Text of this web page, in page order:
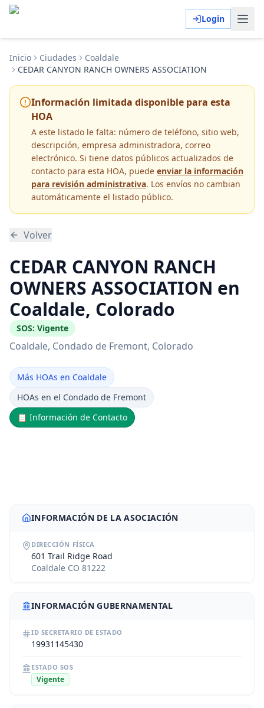
Login
Inicio Ciudades
Coaldale
CEDAR CANYON RANCH OWNERS ASSOCIATION
Información limitada disponible para esta
HOA
A este listado le falta: número de teléfono, sitio web,
descripción, empresa administradora, correo
electrónico. Si tiene datos públicos actualizados de
contacto para esta HOA, puede enviar la información
para revisión administrativa. Los envíos no cambian
automáticamente el listado público.
Volver
CEDAR CANYON RANCH
OWNERS ASSOCIATION en
Coaldale, Colorado
SOS: Vigente
Coaldale, Condado de Fremont, Colorado
Más HOAs en Coaldale
HOAs en el Condado de Fremont
📋 Información de Contacto
INFORMACIÓN DE LA ASOCIACIÓN
DIRECCIÓN FÍSICA
601 Trail Ridge Road
Coaldale CO 81222
INFORMACIÓN GUBERNAMENTAL
ID SECRETARIO DE ESTADO
19931145430
ESTADO SOS
Vigente